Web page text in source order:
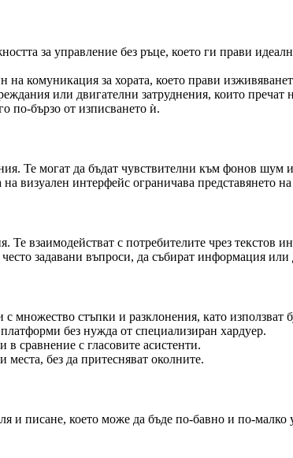
за управление без ръце, което ги прави
на комуникация за хората, което прави
или двигателни затруднения, които пречат
по-бързо от изписването ѝ.
Те могат да бъдат чувствителни към фонов
визуален интерфейс ограничава представянето
Те взаимодействат с потребителите чрез
задавани въпроси, да събират информация или
с множество стъпки и разклонения, като
без нужда от специализиран хардуер.
сравнение с гласовите асистенти.
без да притесняват околните.
и писане, което може да бъде по-бавно и по-